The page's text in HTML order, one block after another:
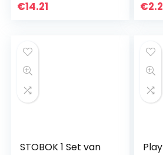
€14.21 €
STOBOK 1 Set van